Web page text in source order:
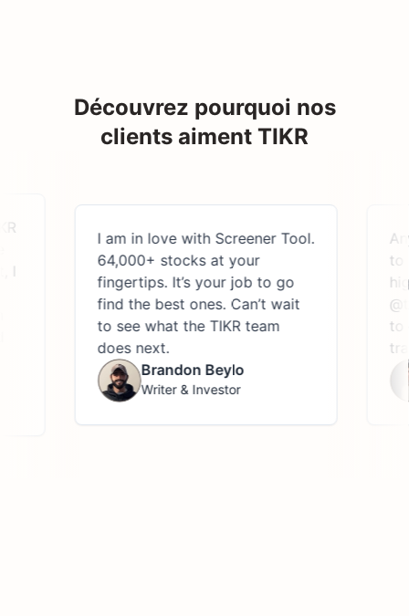
Découvrez pourquoi nos
clients aiment TIKR
I am in love with Screener Tool.
64,000+ stocks at your
fingertips. It’s your job to go
find the best ones. Can’t wait
to see what the TIKR team
does next.
Brandon Beylo
Writer & Investor
to
to